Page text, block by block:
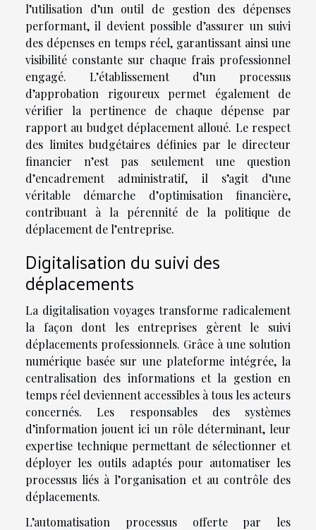
l’utilisation d’un outil de gestion des dépenses
performant, il devient possible d’assurer un suivi
des dépenses en temps réel, garantissant ainsi une
visibilité constante sur chaque frais professionnel
engagé. L’établissement d’un processus
d’approbation rigoureux permet également de
vérifier la pertinence de chaque dépense par
rapport au budget déplacement alloué. Le respect
des limites budgétaires définies par le directeur
financier n’est pas seulement une question
d’encadrement administratif, il s’agit d’une
véritable démarche d’optimisation financière,
contribuant à la pérennité de la politique de
déplacement de l’entreprise.
Digitalisation du suivi des
déplacements
La digitalisation voyages transforme radicalement
la façon dont les entreprises gèrent le suivi
déplacements professionnels. Grâce à une solution
numérique basée sur une plateforme intégrée, la
centralisation des informations et la gestion en
temps réel deviennent accessibles à tous les acteurs
concernés. Les responsables des systèmes
d’information jouent ici un rôle déterminant, leur
expertise technique permettant de sélectionner et
déployer les outils adaptés pour automatiser les
processus liés à l’organisation et au contrôle des
déplacements.
L’automatisation processus offerte par les